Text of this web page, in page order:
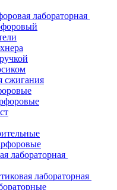
лабораторная
сжигания
лабораторная
лабораторная